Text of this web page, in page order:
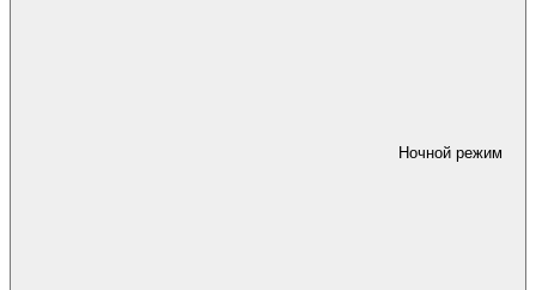
Ночной режим